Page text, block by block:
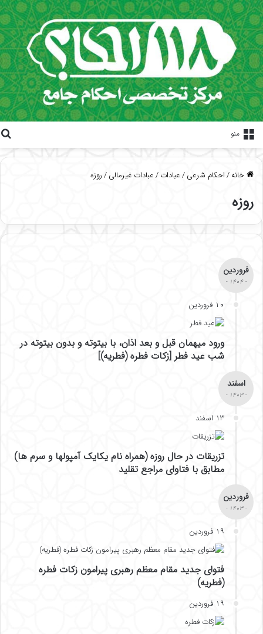
منو
خانه/احکام شرعی/عبادات/عبادات غیرمالی/روزه
روزه
فروردین
- ۱۴۰۴ -
۱۰ فروردین
ورود میهمان قبل و بعد اذان، با بیتوته و بدون بیتوته در
شب عید فطر [زکات فطره (فطریه)]
اسفند
- ۱۴۰۳ -
۱۳ اسفند
تزریقات در حال روزه (همراه نام یکایک آمپولها و سرم ها)
مطابق با فتاوای مراجع تقلید
فروردین
- ۱۴۰۳ -
۱۹ فروردین
فتوای جدید مقام معظم رهبری پیرامون زکات فطره
(فطریه)
۱۹ فروردین